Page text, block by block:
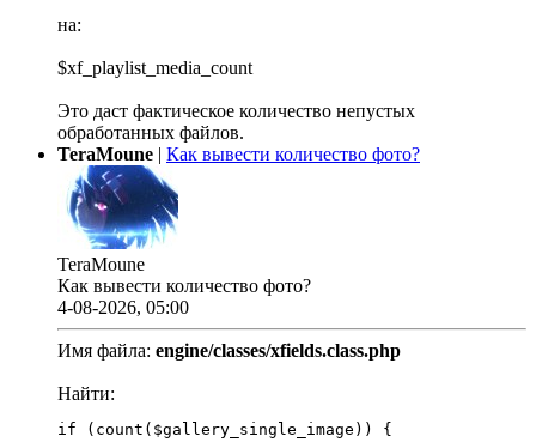
на:
$xf_playlist_media_count
Это даст фактическое количество непустых
обработанных файлов.
TeraMoune | Как вывести количество фото?
TeraMoune
Как вывести количество фото?
4-08-2026, 05:00
Имя файла: engine/classes/xfields.class.php
Найти:
if (count($gallery_single_image)) {